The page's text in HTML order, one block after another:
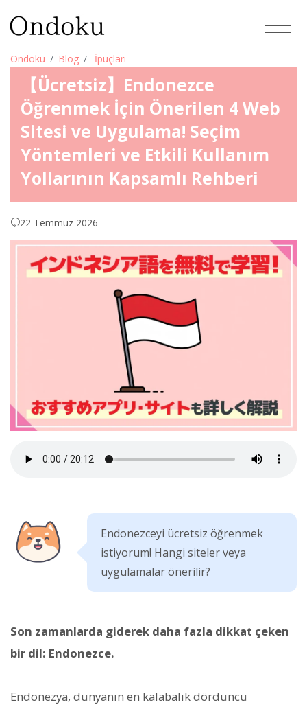
Ondoku Blog İpuçları
【Ücretsiz】Endonezce
Öğrenmek İçin Önerilen 4 Web
Sitesi ve Uygulama! Seçim
Yöntemleri ve Etkili Kullanım
Yollarının Kapsamlı Rehberi
22 Temmuz 2026
Endonezceyi ücretsiz öğrenmek
istiyorum! Hangi siteler veya
uygulamalar önerilir?
Son zamanlarda giderek daha fazla dikkat çeken
bir dil: Endonezce.
Endonezya, dünyanın en kalabalık dördüncü